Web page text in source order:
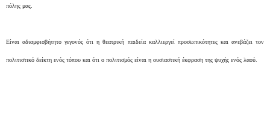
πόλης μας.
Είναι αδιαμφισβήτητο γεγονός ότι η θεατρική παιδεία καλλιεργεί προσωπικότητες και ανεβάζει τον
πολιτιστικό δείκτη ενός τόπου και ότι ο πολιτισμός είναι η ουσιαστική έκφραση της ψυχής ενός λαού.